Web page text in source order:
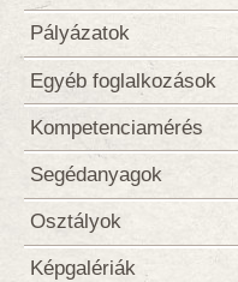
Pályázatok
Egyéb foglalkozások
Kompetenciamérés
Segédanyagok
Osztályok
Képgalériák